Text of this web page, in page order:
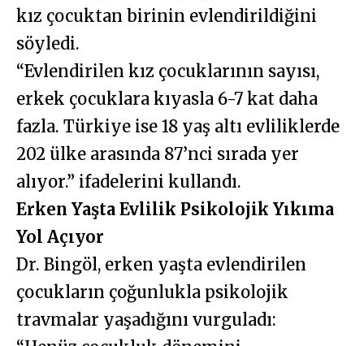
kız çocuktan birinin evlendirildiğini
söyledi.
“Evlendirilen kız çocuklarının sayısı,
erkek çocuklara kıyasla 6-7 kat daha
fazla. Türkiye ise 18 yaş altı evliliklerde
202 ülke arasında 87’nci sırada yer
alıyor.” ifadelerini kullandı.
Erken Yaşta Evlilik Psikolojik Yıkıma
Yol Açıyor
Dr. Bingöl, erken yaşta evlendirilen
çocukların çoğunlukla psikolojik
travmalar yaşadığını vurguladı: